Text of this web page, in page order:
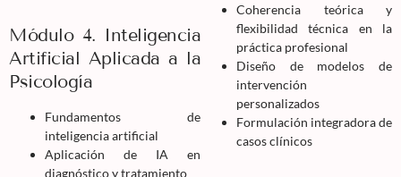
Módulo 4. Inteligencia
Artificial Aplicada a la
Psicología
Fundamentos de
inteligencia artificial
Aplicación de IA en
diagnóstico y tratamiento
Coherencia teórica y
flexibilidad técnica en la
práctica profesional
Diseño de modelos de
intervención
personalizados
Formulación integradora de
casos clínicos